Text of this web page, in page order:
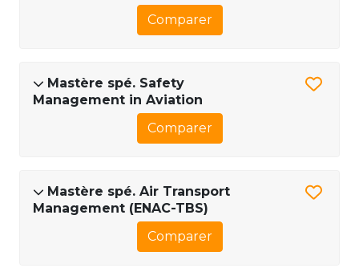
Comparer
Mastère spé. Safety
Management in Aviation
Comparer
Mastère spé. Air Transport
Management (ENAC-TBS)
Comparer